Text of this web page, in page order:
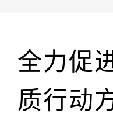
全力促
质行动